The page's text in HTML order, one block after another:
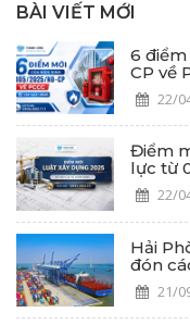
BÀI VIẾT MỚI
6
CP về
22/
Điểm
lực từ
22/
Hải
đón
21/